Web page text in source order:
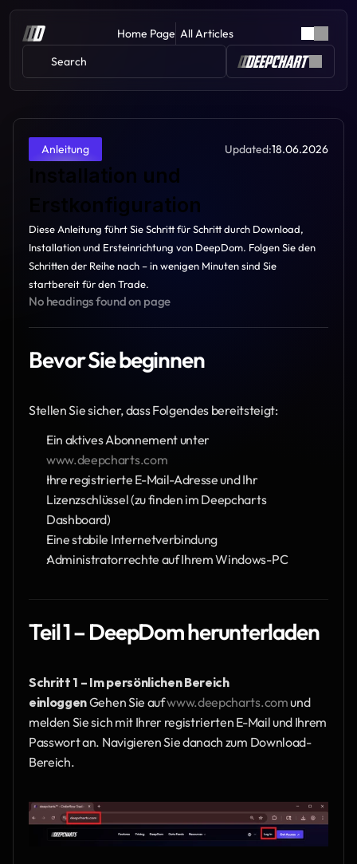
Home Page All Articles
Search
Anleitung Updated:18.06.2026
Installation und
Erstkonfiguration
Diese Anleitung führt Sie Schritt für Schritt durch Download,
Installation und Ersteinrichtung von DeepDom. Folgen Sie den
Schritten der Reihe nach – in wenigen Minuten sind Sie
startbereit für den Trade.
No headings found on page
Bevor Sie beginnen
Stellen Sie sicher, dass Folgendes bereitsteigt:
www.deepcharts.com
Ihre registrierte E-Mail-Adresse und Ihr
Lizenzschlüssel (zu finden im Deepcharts
Dashboard)
Eine stabile Internetverbindung
Administratorrechte auf Ihrem Windows-PC
Teil 1 – DeepDom herunterladen
Schritt 1 – Im persönlichen Bereich
einloggen Gehen Sie auf www.deepcharts.com und
melden Sie sich mit Ihrer registrierten E-Mail und Ihrem
Passwort an. Navigieren Sie danach zum Download-
Bereich.